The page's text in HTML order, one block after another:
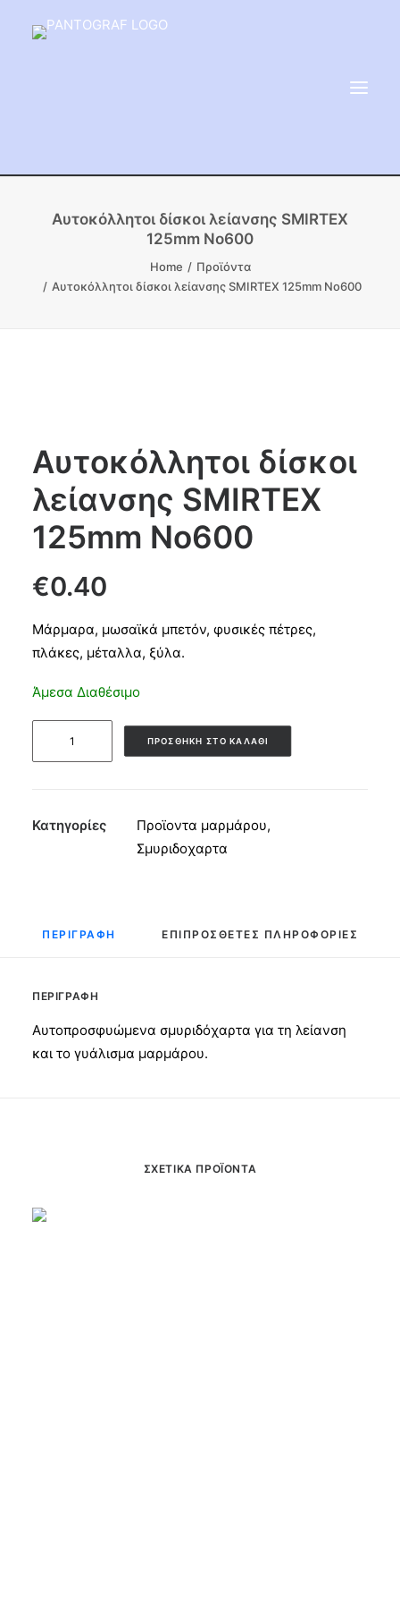
ΕΙΔΗ ΜΝΗΜΕΙΟΥ
ΑΔΑΜΑΝΤΟΦΟΡΟΙ ΔΙΣΚΟΙ
ΠΡΟΪΟΝΤΑ ΜΑΡΜΆΡΟΥ
search
CART
Αυτοκόλλητοι δίσκοι λείανσης SMIRTEX
125mm No600
Home
Προϊόντα
Αυτοκόλλητοι δίσκοι λείανσης SMIRTEX 125mm No600
Αυτοκόλλητοι δίσκοι
λείανσης SMIRTEX
125mm No600
€0.40
Μάρμαρα, μωσαϊκά μπετόν, φυσικές πέτρες,
πλάκες, μέταλλα, ξύλα.
Άμεσα Διαθέσιμο
125mm
ΠΡΟΣΘΉΚΗ ΣΤΟ ΚΑΛΆΘΙ
Κατηγορίες Προϊοντα μαρμάρου,
Σμυριδοχαρτα
ΠΕΡΙΓΡΑΦΉ ΕΠΙΠΡΌΣΘΕΤΕΣ ΠΛΗΡΟΦΟΡΊΕΣ
ΠΕΡΙΓΡΑΦΉ
Αυτοπροσφυώμενα σμυριδόχαρτα για τη λείανση
και το γυάλισμα μαρμάρου.
ΣΧΕΤΙΚΆ ΠΡΟΪΌΝΤΑ